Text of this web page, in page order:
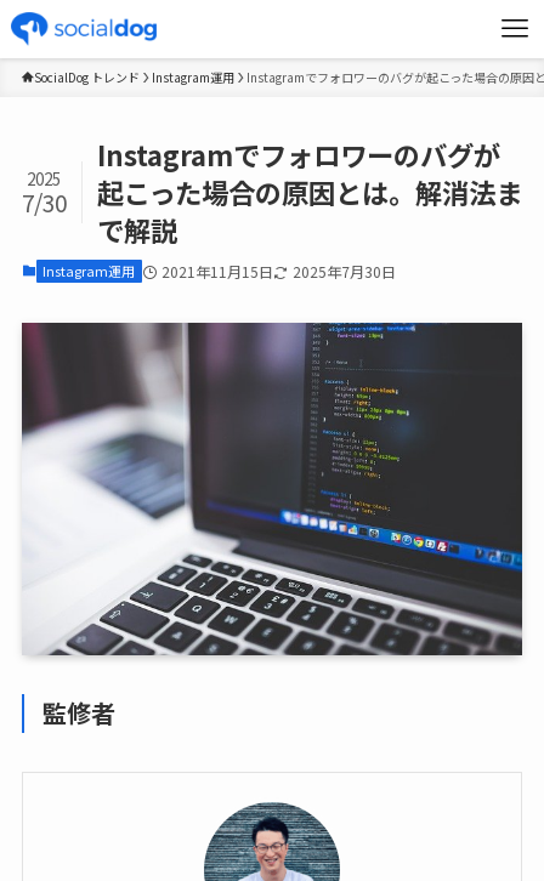
SocialDog トレンド Instagram運用 Instagramでフォロワーのバグが起こった場合の原因
Instagramでフォロワーのバグが
起こった場合の原因とは。解消法ま
で解説
2025
7/30
Instagram運用 2021年11月15日 2025年7月30日
監修者